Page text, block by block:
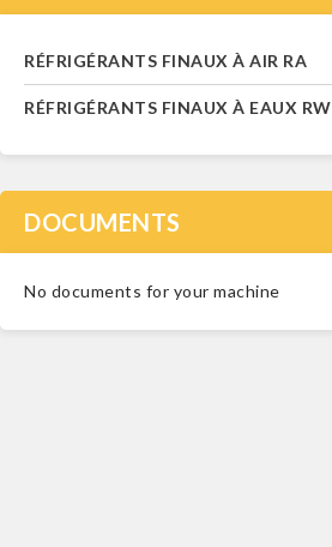
RÉFRIGÉRANTS FINAUX À AIR RA
RÉFRIGÉRANTS FINAUX À EAUX RW
DOCUMENTS
No documents for your machine